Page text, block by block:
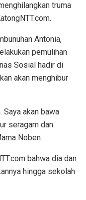
truma
Antonia,
pemulihan
Sosial hadir di
akan menghibur
Saya akan bawa
seragam dan
Noben.
bahwa dia dan
hingga sekolah